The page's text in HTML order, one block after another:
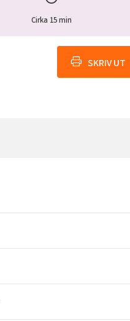
print SKRIV UT
Cirka 15 min